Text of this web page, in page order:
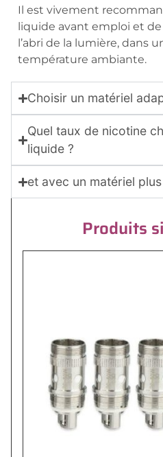
Il est vivement
liquide avant emploi et
l’abri de la lumière, dans
température ambiante.
Choisir un matériel
Quel taux de nicotine
liquide ?
et avec un matériel
Produits